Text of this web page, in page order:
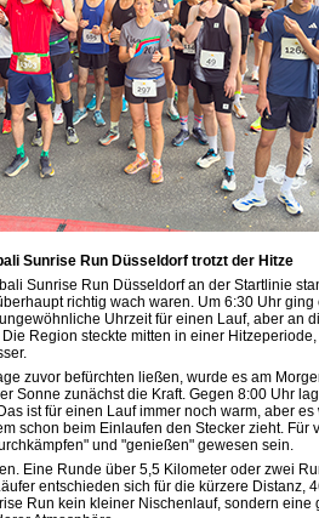
Sunrise Run Düsseldorf trotzt der Hitze
Sunrise Run Düsseldorf an der Startlinie
richtig wach waren. Um 6:30 Uhr ging
Uhrzeit für einen Lauf, aber an
Region steckte mitten in einer
zuvor befürchten ließen, wurde es am
Sonne zunächst die Kraft. Gegen 8:00 Uhr
ist für einen Lauf immer noch warm, aber es
schon beim Einlaufen den Stecker zieht. Für
und "genießen" gewesen sein.
Eine Runde über 5,5 Kilometer oder zwei
entschieden sich für die kürzere Distanz,
Run kein kleiner Nischenlauf, sondern eine